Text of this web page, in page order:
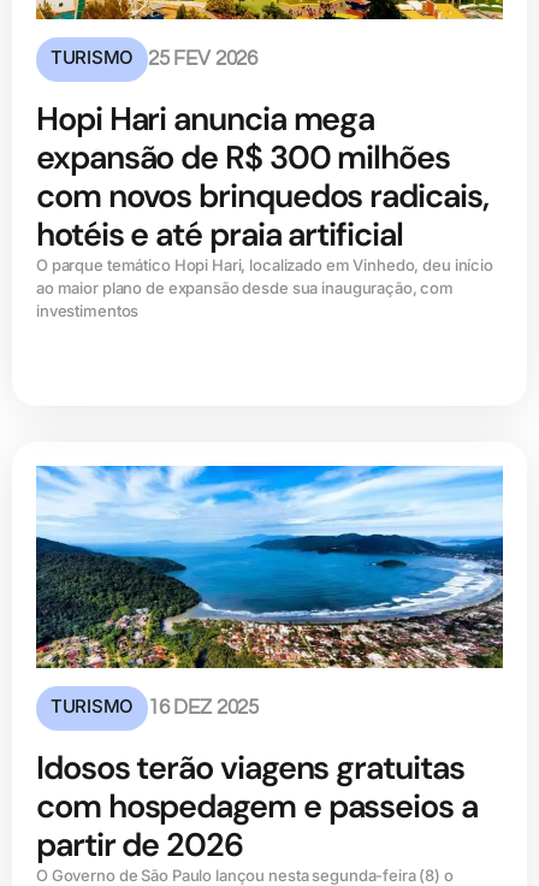
TURISMO 25 FEV 2026
Hopi Hari anuncia mega
expansão de R$ 300 milhões
com novos brinquedos radicais,
hotéis e até praia artificial
O parque temático Hopi Hari, localizado em Vinhedo, deu início
ao maior plano de expansão desde sua inauguração, com
investimentos
TURISMO 16 DEZ 2025
Idosos terão viagens gratuitas
com hospedagem e passeios a
partir de 2026
O Governo de São Paulo lançou nesta segunda-feira (8) o